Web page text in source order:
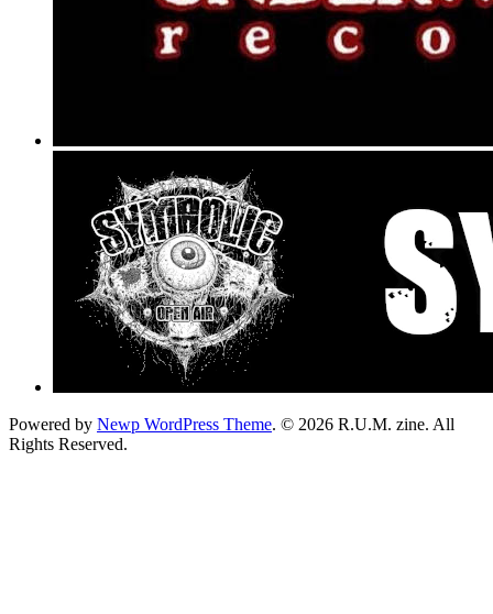
Powered by Newp WordPress Theme. © 2026 R.U.M. zine. All
Rights Reserved.